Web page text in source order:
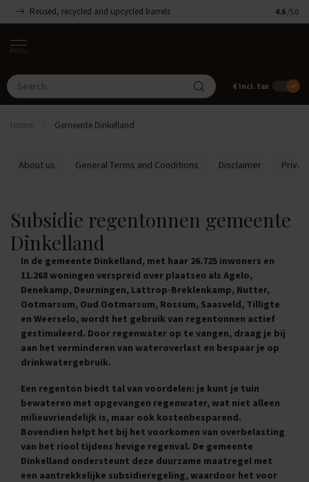
Reused, recycled and upcycled barrels 4.6 /5.0
MENU
€ Incl. tax
Home Gemeente Dinkelland
About us General Terms and Conditions Disclaimer
Subsidie regentonnen gemeente
Dinkelland
In de gemeente Dinkelland, met haar 26.725 inwoners en
11.268 woningen verspreid over plaatsen als Agelo,
Denekamp, Deurningen, Lattrop-Breklenkamp, Nutter,
Ootmarsum, Oud Ootmarsum, Rossum, Saasveld, Tilligte
en Weerselo, wordt het gebruik van regentonnen actief
gestimuleerd. Door regenwater op te vangen, draag je bij
aan het verminderen van wateroverlast en bespaar je op
drinkwatergebruik.
Een regenton biedt tal van voordelen: je kunt je tuin
bewateren met opgevangen regenwater, wat niet alleen
milieuvriendelijk is, maar ook kostenbesparend.
Bovendien helpt het bij het voorkomen van overbelasting
van het riool tijdens hevige regenval. De gemeente
Dinkelland ondersteunt deze duurzame maatregel met
een aantrekkelijke subsidieregeling, waardoor het voor